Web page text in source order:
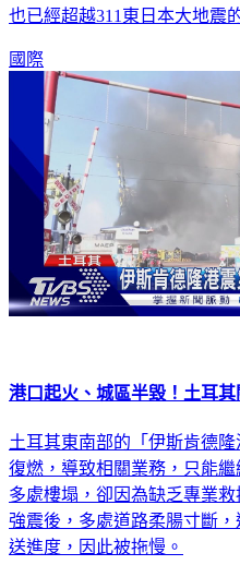
也已經超越311東日本大地震
國際
港口起火、城區半毀！土耳
土耳其東南部的「伊斯肯德
復燃，導致相關業務，只能
多處樓塌，卻因為缺乏專業
強震後，多處道路柔腸寸斷
送進度，因此被拖慢。